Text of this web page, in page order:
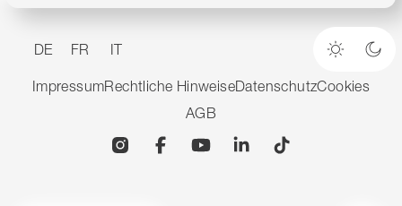
DE FR IT
Heller
ImpressumRechtliche HinweiseDatenschutzCookies
AGB
InstagramFacebookYouTubeLinkedin